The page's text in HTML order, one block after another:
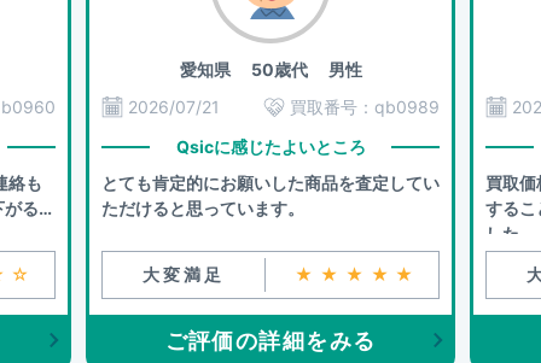
絡も
るこ
愛知県50歳代 男性
2026/07/21
買取番号： qb0989
Qsicに感じたよいところ
とても肯定的にお願いした商品を査定してい
ただけると思っています。
大変満足 ★★★★★
ご評価の詳細をみる
買取
するこ
した。